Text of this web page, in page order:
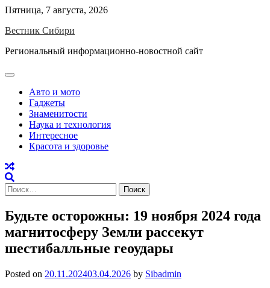
Skip
content
Пятница, 7 августа, 2026
Вестник Сибири
Региональный информационно-новостной сайт
Авто и мото
Гаджеты
Знаменитости
Наука и технология
Интересное
Красота и здоровье
Найти:
Будьте осторожны: 19 ноября 2024 года
магнитосферу Земли рассекут
шестибалльные геоудары
Posted on 20.11.202403.04.2026 by Sibadmin